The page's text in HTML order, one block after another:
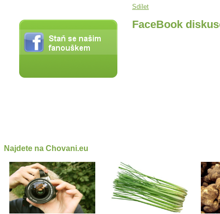
Sdílet
FaceBook
Najdete na Chovani.eu